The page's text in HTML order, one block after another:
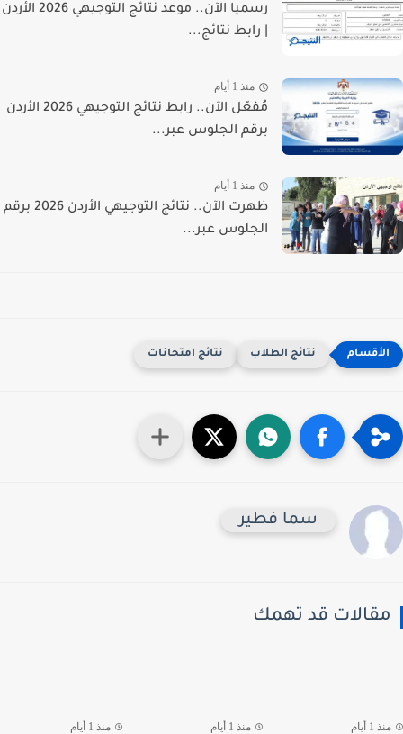
رسميا الآن.. موعد نتائج التوجيهي 2026 الأردن
| رابط نتائج...
منذ 1 أيام
مُفعّل الآن.. رابط نتائج التوجيهي 2026 الأردن
برقم الجلوس عبر...
منذ 1 أيام
ظهرت الآن.. نتائج التوجيهي الأردن 2026 برقم
الجلوس عبر...
نتائج الطلاب نتائج امتحانات
سما فطير
قد تهمك
1 أيام منذ 1 أيام منذ 1 أيام